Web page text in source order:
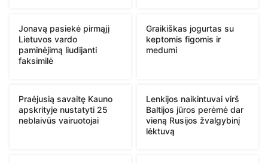
Jonavą pasiekė pirmąjį
Lietuvos vardo
paminėjimą liudijanti
faksimilė
Graikiškas jogurtas su
keptomis figomis ir
medumi
Praėjusią savaitę Kauno
apskrityje nustatyti 25
neblaivūs vairuotojai
Lenkijos naikintuvai virš
Baltijos jūros perėmė dar
vieną Rusijos žvalgybinį
lėktuvą